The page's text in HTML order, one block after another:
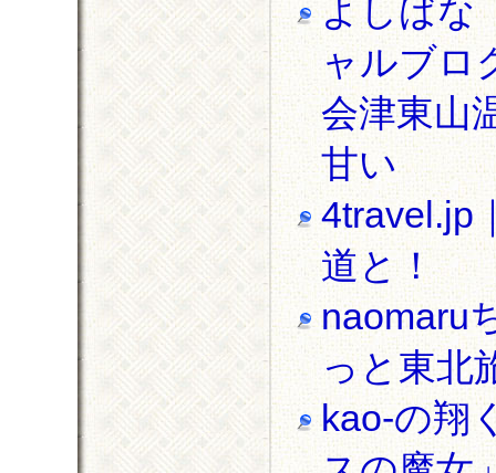
よしばな
ャルブロ
会津東山
甘い
4travel.jp
道と！
naomaru
っと東
kao-の翔